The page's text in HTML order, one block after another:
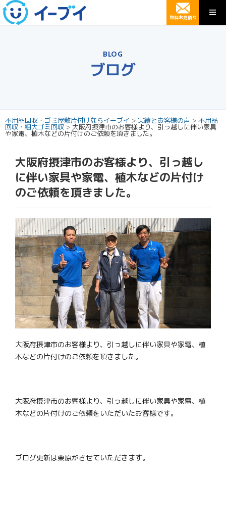
無料お見積り
BLOG
ブログ
不用品回収・ゴミ屋敷片付けならイーブイ > 実績とお客様の声 > 不用品
回収・粗大ゴミ回収 > 大阪府摂津市のお客様より、引っ越しに伴い家具
や家電、植木などの片付けのご依頼を頂きました。
大阪府摂津市のお客様より、引っ越し
に伴い家具や家電、植木などの片付け
のご依頼を頂きました。
大阪府摂津市のお客様より、引っ越しに伴い家具や家電、植
木などの片付けのご依頼を頂きました。
大阪府摂津市のお客様より、引っ越しに伴い家具や家電、植
木などの片付けのご依頼をいただいたお客様です。
ブログ更新は栗原がさせていただきます。